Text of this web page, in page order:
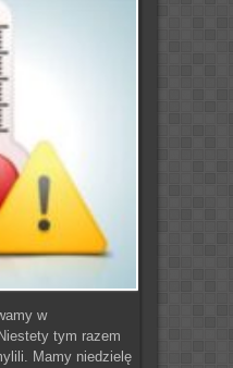
w
tym razem
Mamy niedzielę